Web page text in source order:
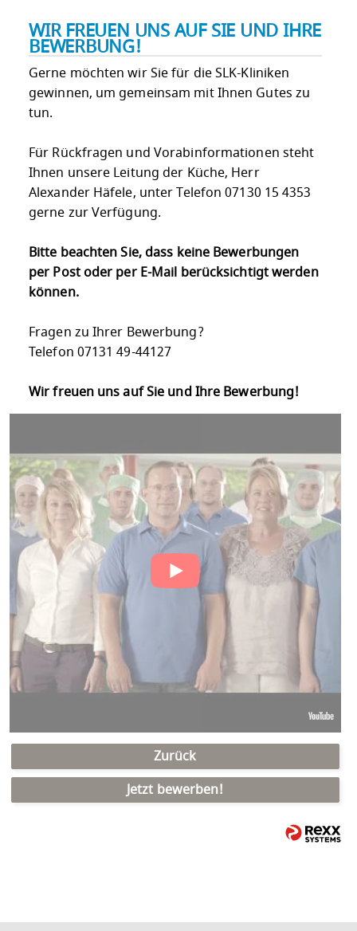
WIR FREUEN UNS AUF SIE UND IHRE
BEWERBUNG!
Gerne möchten wir Sie für die SLK-Kliniken
gewinnen, um gemeinsam mit Ihnen Gutes zu
tun.
Für Rückfragen und Vorabinformationen steht
Ihnen unsere Leitung der Küche, Herr
Alexander Häfele, unter Telefon 07130 15 4353
gerne zur Verfügung.
Bitte beachten Sie, dass keine Bewerbungen
per Post oder per E-Mail berücksichtigt werden
können.
Fragen zu Ihrer Bewerbung?
Telefon 07131 49-44127
Wir freuen uns auf Sie und Ihre Bewerbung!
Zurück
Jetzt bewerben!